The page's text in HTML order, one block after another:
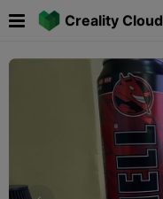
Creality Cloud